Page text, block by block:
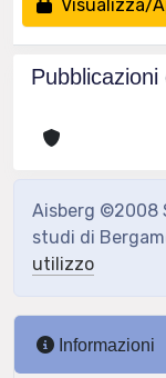
Visualizza/
Aisberg ©2008
studi di
utilizzo
Informazioni